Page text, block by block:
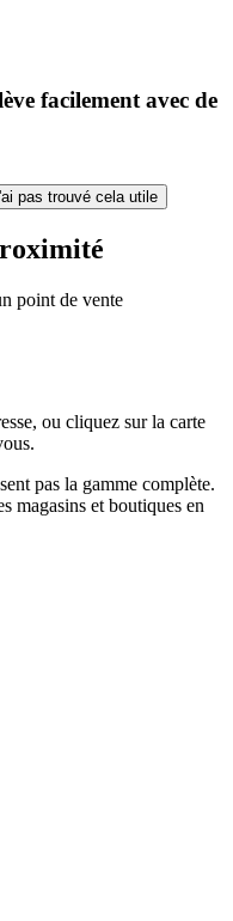
facilement avec de
pas trouvé cela utile
point de vente
ou cliquez sur la carte
pas la gamme complète.
magasins et boutiques en